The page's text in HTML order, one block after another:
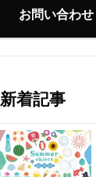
お問い合わせ
新着記事